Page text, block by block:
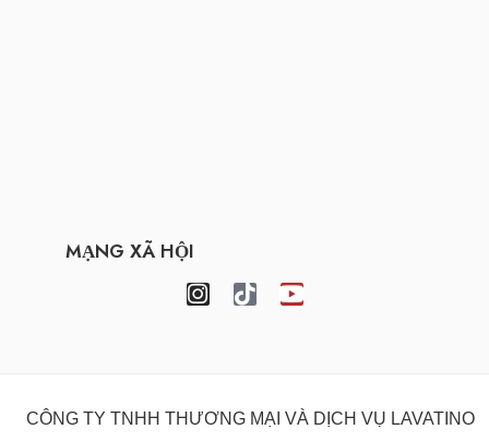
MẠNG XÃ HỘI
CÔNG TY TNHH THƯƠNG MẠI VÀ DỊCH VỤ LAVATINO